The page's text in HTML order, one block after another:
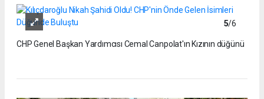
5/6
CHP Genel Başkan Yardımcısı Cemal Canpolat'ın Kızının düğünü